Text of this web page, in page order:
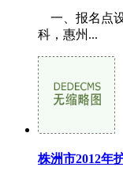
一、报名点
科，惠州...
株洲市2012年